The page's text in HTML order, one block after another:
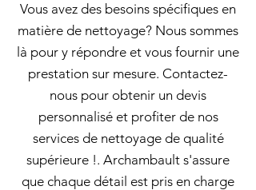
Vous avez des besoins spécifiques en
matière de nettoyage? Nous sommes
là pour y répondre et vous fournir une
prestation sur mesure. Contactez-
nous pour obtenir un devis
personnalisé et profiter de nos
services de nettoyage de qualité
supérieure !. Archambault s'assure
que chaque détail est pris en charge